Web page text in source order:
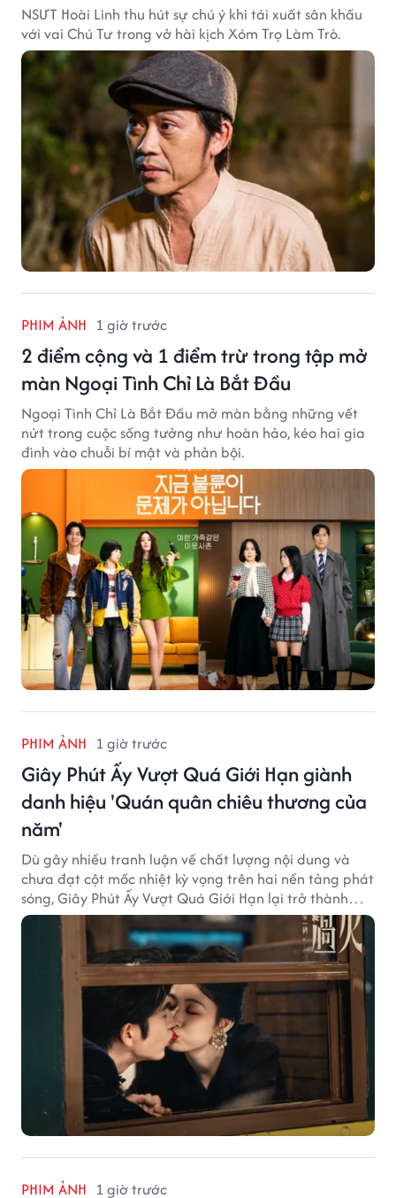
NSƯT Hoài Linh thu hút sự chú ý khi tái xuất sân khấu
với vai Chú Tư trong vở hài kịch Xóm Trọ Làm Trò.
PHIM ẢNH 1 giờ trước
2 điểm cộng và 1 điểm trừ trong tập mở
màn Ngoại Tình Chỉ Là Bắt Đầu
Ngoại Tình Chỉ Là Bắt Đầu mở màn bằng những vết
nứt trong cuộc sống tưởng như hoàn hảo, kéo hai gia
đình vào chuỗi bí mật và phản bội.
PHIM ẢNH 1 giờ trước
Giây Phút Ấy Vượt Quá Giới Hạn giành
danh hiệu 'Quán quân chiêu thương của
năm'
Dù gây nhiều tranh luận về chất lượng nội dung và
chưa đạt cột mốc nhiệt kỳ vọng trên hai nền tảng phát
sóng, Giây Phút Ấy Vượt Quá Giới Hạn lại trở thành
hiện tượng ở khía cạnh thương mại.
PHIM ẢNH 1 giờ trước